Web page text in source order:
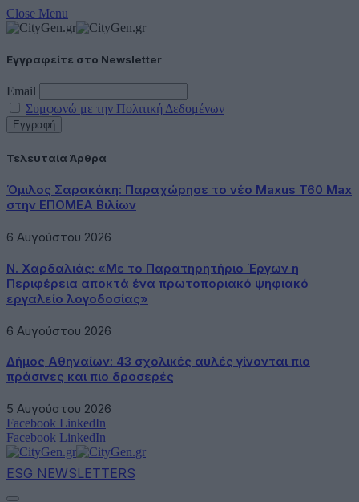
Close Menu
Εγγραφείτε στο Newsletter
Email
Συμφωνώ με την Πολιτική Δεδομένων
Τελευταία Άρθρα
Όμιλος Σαρακάκη: Παραχώρησε το νέο Maxus T60 Max
στην ΕΠΟΜΕΑ Βιλίων
6 Αυγούστου 2026
Ν. Χαρδαλιάς: «Με το Παρατηρητήριο Έργων η
Περιφέρεια αποκτά ένα πρωτοποριακό ψηφιακό
εργαλείο λογοδοσίας»
6 Αυγούστου 2026
Δήμος Αθηναίων: 43 σχολικές αυλές γίνονται πιο
πράσινες και πιο δροσερές
5 Αυγούστου 2026
Facebook LinkedIn
Facebook LinkedIn
ESG NEWSLETTERS